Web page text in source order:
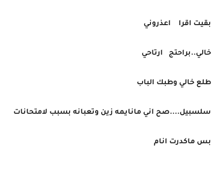
بقيت اقرا اعذروني
خالي..براحتج ارتاحي
طلع خالي وطبك الباب
سلسبيل....صح اني مانايمه زين وتعبانه بسبب لامتحانات
بس ماكدرت انام